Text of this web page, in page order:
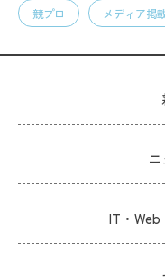
競プロ メディア掲
IT・